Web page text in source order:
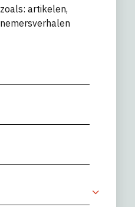
artikelen,